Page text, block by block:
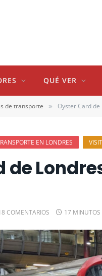
QUÉ VER
de transporte » Oyster Card de
EN LONDRES
COMENTARIOS 17 MINUTOS